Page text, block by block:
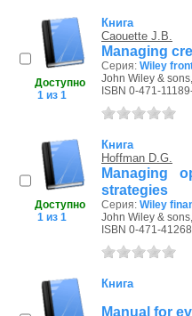
Доступно
1 из 1
Книга
Caouette J.B.
Managing
Серия: Wiley
John Wiley &
ISBN 0-471-
Доступно
1 из 1
Книга
Hoffman D.G.
Managing
strategies
Серия: Wiley
John Wiley &
ISBN 0-471-
Книга
Manual for